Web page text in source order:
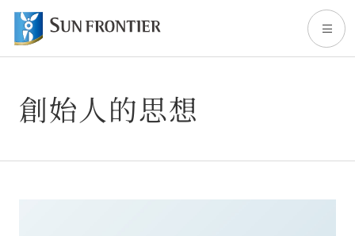
TOP
創始人的思想